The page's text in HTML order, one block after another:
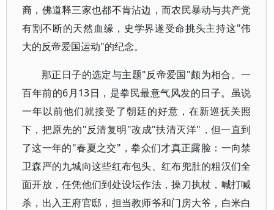
裔，佛道释三家也都不肯沾边，而农民暴动与共产党
有割不断的天然血缘，史学界遂受命挑头主持这"伟
大的反帝爱国运动"的纪念。
那正日子的选定与主题"反帝爱国"颇为相合。一
百年前的6月13日，是拳民最意气风发的日子。虽说
一年以前他们就接受了朝廷的好意，在新巡抚关照
下，把原先的"反清复明"改成"扶清灭洋"，但一直到
了这一年的"春夏之交"，拳众们才真正露脸：一向禁
卫森严的九城向这些红布包头、红布兜肚的粗汉们全
面开放，任凭他们到处设坛作法，操刀执杖，喊打喊
杀，出入王府官邸，担当教师爷和门房大爷，白米白